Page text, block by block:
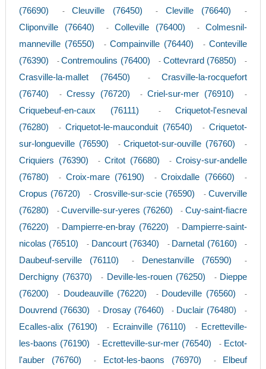
(76690)
-Cleuville (76450) - Cleville (76640) -
Cliponville (76640) - Colleville (76400) -Colmesnil-
manneville (76550)
- Compainville (76440) -Conteville
(76390)
-Contremoulins (76400) - Cottevrard (76850) -
Crasville-la-mallet (76450) -Crasville-la-rocquefort
(76740)
- Cressy (76720) -Criel-sur-mer (76910) -
Criquebeuf-en-caux (76111) -Criquetot-l'esneval
(76280)
- Criquetot-le-mauconduit (76540) -Criquetot-
sur-longueville (76590)
-Criquetot-sur-ouville (76760) -
Criquiers (76390) - Critot (76680) -Croisy-sur-andelle
(76780)
- Croix-mare (76190) -Croixdalle (76660) -
Cropus (76720) -Crosville-sur-scie (76590) -Cuverville
(76280)
-Cuverville-sur-yeres (76260) -Cuy-saint-fiacre
(76220)
- Dampierre-en-bray (76220) - Dampierre-saint-
nicolas (76510)
- Dancourt (76340) - Darnetal (76160) -
Daubeuf-serville (76110) - Denestanville (76590) -
Derchigny (76370) - Deville-les-rouen (76250) - Dieppe
(76200)
- Doudeauville (76220) - Doudeville (76560) -
Douvrend (76630) - Drosay (76460) - Duclair (76480) -
Ecalles-alix (76190) - Ecrainville (76110) - Ecretteville-
les-baons (76190)
- Ecretteville-sur-mer (76540) - Ectot-
l'auber (76760)
- Ectot-les-baons (76970) -
Elbeuf